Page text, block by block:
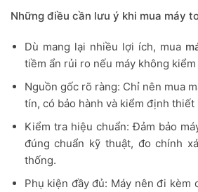
Những điều cần lưu ý khi mua máy
Dù mang lại nhiều lợi ích, mua
tiềm ẩn rủi ro nếu máy không
Nguồn gốc rõ ràng: Chỉ nên mua
tín, có bảo hành và kiểm định thiết
Kiểm tra hiệu chuẩn: Đảm bảo
đúng chuẩn kỹ thuật, đo chính
thống.
Phụ kiện đầy đủ: Máy nên đi kèm